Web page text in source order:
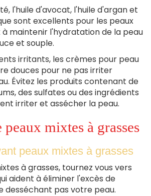
l'huile d'avocat, l'huile d'argan et
sont excellents pour les peaux
à maintenir l'hydratation de la peau
et souple.
irritants, les crèmes pour peau
douces pour ne pas irriter
Évitez les produits contenant de
des sulfates ou des ingrédients
irriter et assécher la peau.
peaux mixtes à grasses
peaux mixtes à grasses
à grasses, tournez vous vers
aident à éliminer l'excès de
desséchant pas votre peau.